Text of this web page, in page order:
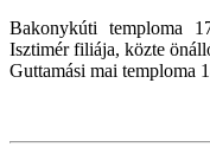
Bakonykúti temploma
Isztimér filiája, közte
Guttamási mai temploma